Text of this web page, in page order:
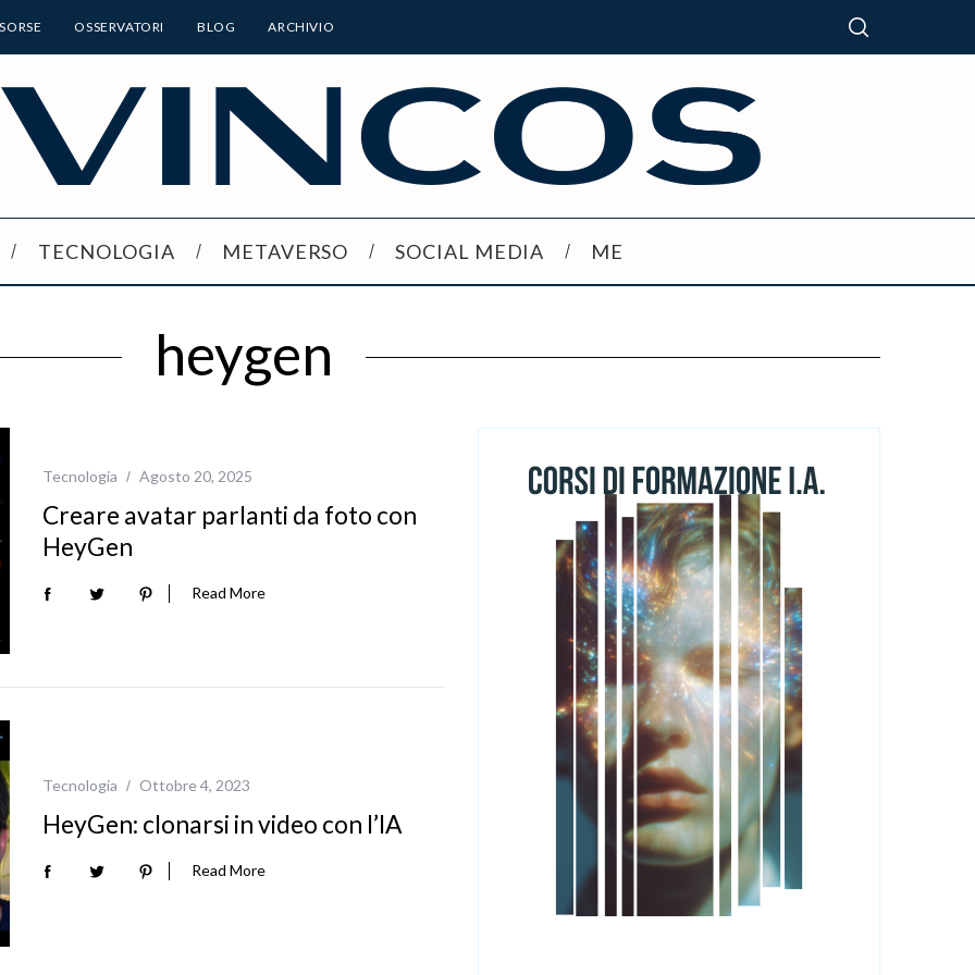
OSSERVATORI BLOG ARCHIVIO
TECNOLOGIA METAVERSO SOCIAL MEDIA ME
heygen
Tecnologia Agosto 20, 2025
Creare avatar parlanti da foto con
HeyGen
Read More
Tecnologia Ottobre 4, 2023
HeyGen: clonarsi in video con l’IA
Read More